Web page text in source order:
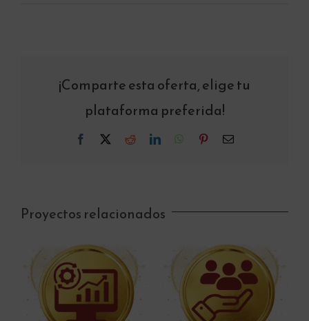
¡Comparte esta oferta, elige tu
plataforma preferida!
Facebook RedditLinkedInWhatsApp
PinterestCorreo
Proyectos relacionados